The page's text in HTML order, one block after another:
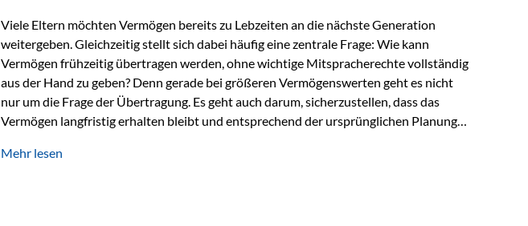
Viele Eltern möchten Vermögen bereits zu Lebzeiten an die nächste Generation
weitergeben. Gleichzeitig stellt sich dabei häufig eine zentrale Frage: Wie kann
Vermögen frühzeitig übertragen werden, ohne wichtige Mitspracherechte vollständig
aus der Hand zu geben? Denn gerade bei größeren Vermögenswerten geht es nicht
nur um die Frage der Übertragung. Es geht auch darum, sicherzustellen, dass das
Vermögen langfristig erhalten bleibt und entsprechend der ursprünglichen Planung
Ein Vater schenkt seiner Tochter einen Teil seines Vermögens. Einige Jahre später
Mehr lesen